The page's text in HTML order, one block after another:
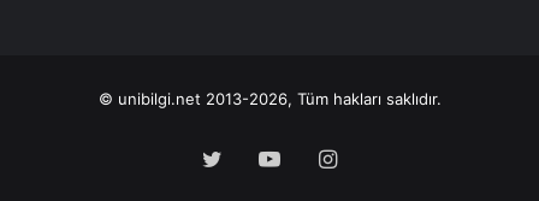
© unibilgi.net 2013-2026, Tüm hakları saklıdır.
Twitter YouTubeInstagram